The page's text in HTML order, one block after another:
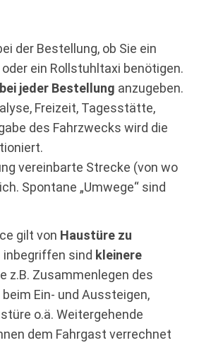
der Bestellung, ob Sie ein
ein Rollstuhltaxi benötigen.
bei jeder Bestellung anzugeben.
Freizeit, Tagesstätte,
des Fahrzwecks wird die
vereinbarte Strecke (von wo
Spontane „Umwege“ sind
gilt von Haustüre zu
inbegriffen sind kleinere
z.B. Zusammenlegen des
Ein- und Aussteigen,
o.ä. Weitergehende
dem Fahrgast verrechnet